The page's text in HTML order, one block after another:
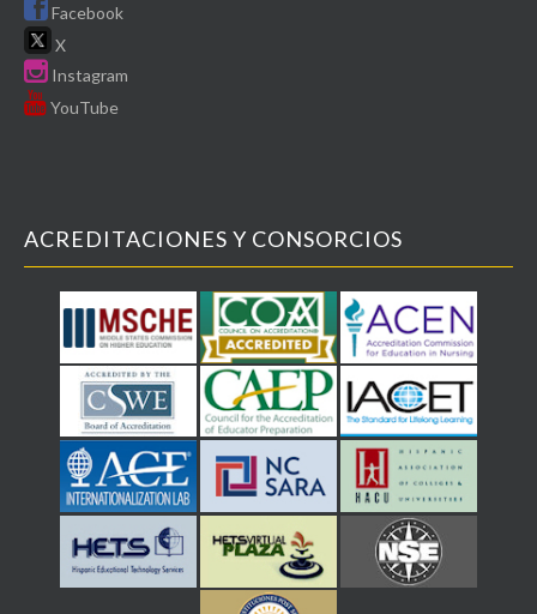
Facebook
X
Instagram
YouTube
ACREDITACIONES Y CONSORCIOS